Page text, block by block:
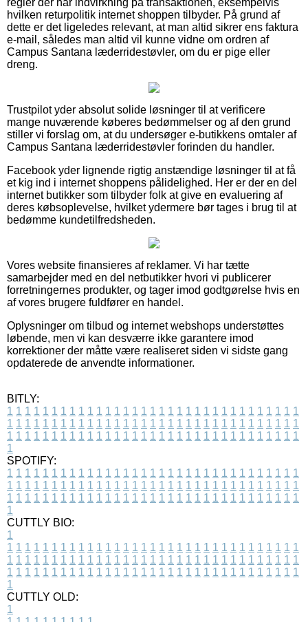
hvilken returpolitik internet shoppen tilbyder. På grund af
dette er det ligeledes relevant, at man altid sikrer ens faktura
e-mail, således man altid vil kunne vidne om ordren af
Campus Santana læderridestøvler, om du er pige eller
dreng.
Trustpilot yder absolut solide løsninger til at verificere
mange nuværende køberes bedømmelser og af den grund
stiller vi forslag om, at du undersøger e-butikkens omtaler af
Campus Santana læderridestøvler forinden du handler.
Facebook yder lignende rigtig anstændige løsninger til at få
et kig ind i internet shoppens pålidelighed. Her er der en del
internet butikker som tilbyder folk at give en evaluering af
deres købsoplevelse, hvilket ydermere bør tages i brug til at
bedømme kundetilfredsheden.
Vores website finansieres af reklamer. Vi har tætte
samarbejder med en del netbutikker hvori vi publicerer
forretningernes produkter, og tager imod godtgørelse hvis en
af vores brugere fuldfører en handel.
Oplysninger om tilbud og internet webshops understøttes
løbende, men vi kan desværre ikke garantere imod
korrektioner der måtte være realiseret siden vi sidste gang
opdaterede de anvendte informationer.
BITLY:
1 1 1 1 1 1 1 1 1 1 1 1 1 1 1 1 1 1 1 1 1 1 1 1 1 1 1 1 1 1 1 1 1
1 1 1 1 1 1 1 1 1 1 1 1 1 1 1 1 1 1 1 1 1 1 1 1 1 1 1 1 1 1 1 1 1
1 1 1 1 1 1 1 1 1 1 1 1 1 1 1 1 1 1 1 1 1 1 1 1 1 1 1 1 1 1 1 1 1
1
SPOTIFY:
1 1 1 1 1 1 1 1 1 1 1 1 1 1 1 1 1 1 1 1 1 1 1 1 1 1 1 1 1 1 1 1 1
1 1 1 1 1 1 1 1 1 1 1 1 1 1 1 1 1 1 1 1 1 1 1 1 1 1 1 1 1 1 1 1 1
1 1 1 1 1 1 1 1 1 1 1 1 1 1 1 1 1 1 1 1 1 1 1 1 1 1 1 1 1 1 1 1 1
1
CUTTLY BIO:
1
1 1 1 1 1 1 1 1 1 1 1 1 1 1 1 1 1 1 1 1 1 1 1 1 1 1 1 1 1 1 1 1 1
1 1 1 1 1 1 1 1 1 1 1 1 1 1 1 1 1 1 1 1 1 1 1 1 1 1 1 1 1 1 1 1 1
1 1 1 1 1 1 1 1 1 1 1 1 1 1 1 1 1 1 1 1 1 1 1 1 1 1 1 1 1 1 1 1 1
1
CUTTLY OLD:
1